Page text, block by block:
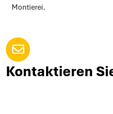
Montlerei unterstützen!